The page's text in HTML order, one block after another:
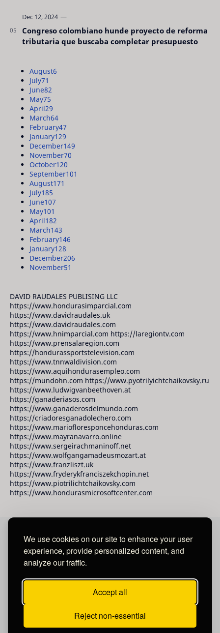
We use cookies on our site to enhance your user
experience, provide personalized content, and
analyze our traffic.
Accept all
Reject non-essential
Congreso colombiano hunde proyecto de reforma
tributaria que buscaba completar presupuesto
August6
July71
June82
May75
April29
March64
February47
January129
December149
November70
October120
September101
August171
July185
June107
May101
April182
March143
February146
January128
December206
November51
DAVID RAUDALES PUBLISING LLC
https://www.hondurasimparcial.com
https://www.davidraudales.uk
https://www.davidraudales.com
https://www.hnimparcial.com https://laregiontv.com
https://www.prensalaregion.com
https://hondurassportstelevision.com
https://www.tnnwaldivision.com
https://www.aquihondurasempleo.com
https://mundohn.com https://www.pyotrilyichtchaikovsky.ru
https://www.ludwigvanbeethoven.at
https://ganaderiasos.com
https://www.ganaderosdelmundo.com
https://criadoresganadolechero.com
https://www.mariofloresponcehonduras.com
https://www.mayranavarro.online
https://www.sergeirachmaninoff.net
https://www.wolfgangamadeusmozart.at
https://www.franzliszt.uk
https://www.fryderykfranciszekchopin.net
https://www.piotrilichtchaikovsky.com
https://www.hondurasmicrosoftcenter.com
David Raudales Publishing LLC
Salvador.